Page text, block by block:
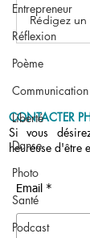
Entrepreneur
Réflexion
Poème
Liberté
Danse
Photo
Santé
Podcast
Tout
après
Rédigez
CONTACTER
Si vous
heureuse d'être
Email *